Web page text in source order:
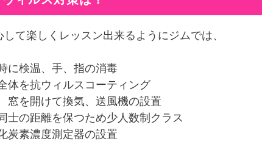
して楽しくレッスン出来るようにジムでは、
に検温、手、指の消毒
体を抗ウィルスコーティング
を開けて換気、送風機の設置
士の距離を保つため少人数制クラス
炭素濃度測定器の設置